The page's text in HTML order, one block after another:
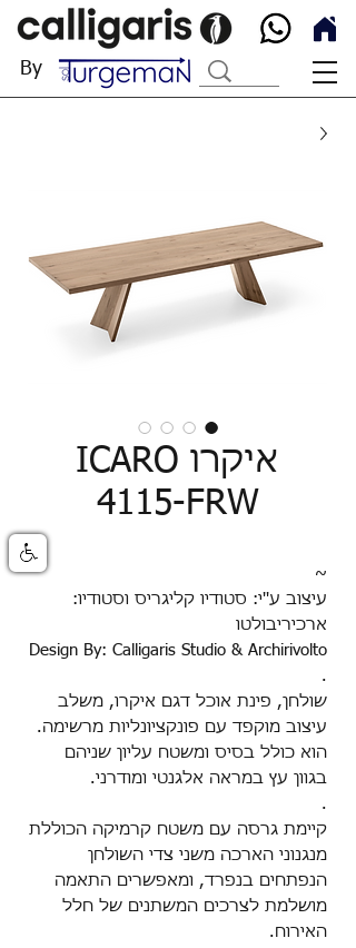
By
איקרו ICARO
4115-FRW
~
עיצוב ע''י: סטודיו קליגריס וסטודיו:
ארכיריבולטו
Design By: Calligaris Studio & Archirivolto
.
שולחן, פינת אוכל דגם איקרו, משלב
עיצוב מוקפד עם פונקציונליות מרשימה.
הוא כולל בסיס ומשטח עליון שניהם
בגוון עץ במראה אלגנטי ומודרני.
.
קיימת גרסה עם משטח קרמיקה הכוללת
מנגנוני הארכה משני צדי השולחן
הנפתחים בנפרד, ומאפשרים התאמה
מושלמת לצרכים המשתנים של חלל
האירוח.